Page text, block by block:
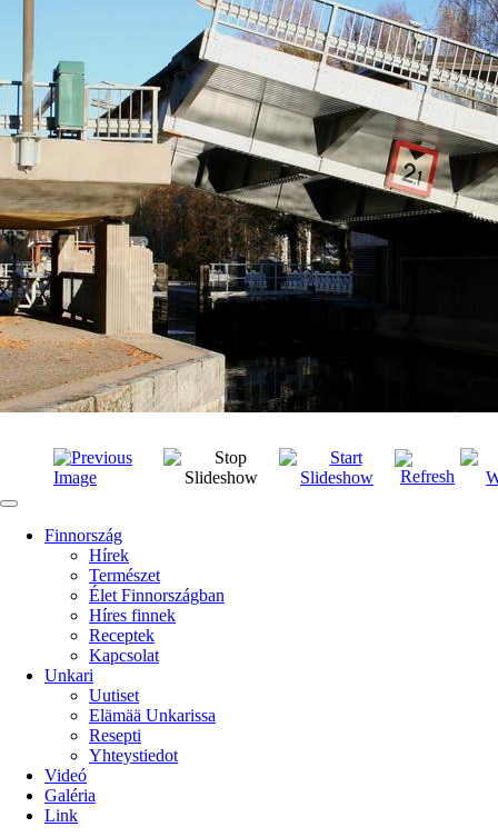
Finnország
Hírek
Természet
Élet Finnországban
Híres finnek
Receptek
Kapcsolat
Unkari
Uutiset
Elämää Unkarissa
Resepti
Yhteystiedot
Videó
Galéria
Link